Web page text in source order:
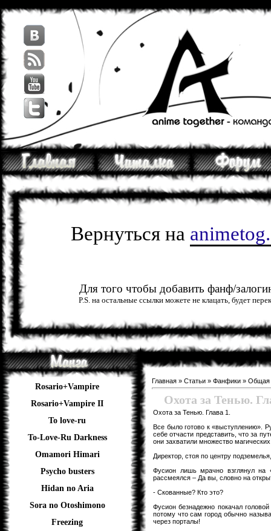
Вернуться на
Для того чтобы добавить фанф/
P.S. на остальные ссылки можете не клацать, будет
Rosario+Vampire
Rosario+Vampire II
To love-ru
To-Love-Ru Darkness
Omamori Himari
Psycho busters
Hidan no Aria
Sora no Otoshimono
Freezing
Главная » Статьи » Фанфики » Общая
Охота за Тенью.
Охота за Тенью. Глава 1.
Все было готово к «выступлению».
себе отчасти представить, что за
они захватили множество
Директор, стоя по центру
Фусион лишь мрачно взглянул на
рассмеялся – Да вы, словно на
- Скованные? Кто это?
Фусион безнадежно покачал
потому что сам город обычно
через порталы!